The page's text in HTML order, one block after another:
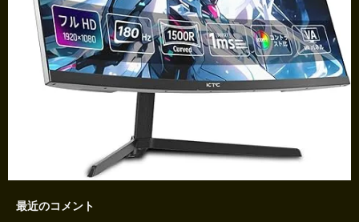
最近のコメント